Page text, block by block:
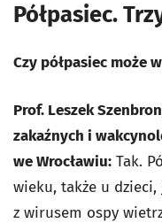
Półpasiec.
Czy półpasiec może
Prof. Leszek
zakaźnych i
we Wrocławiu: Tak.
wieku, także u
z wirusem ospy